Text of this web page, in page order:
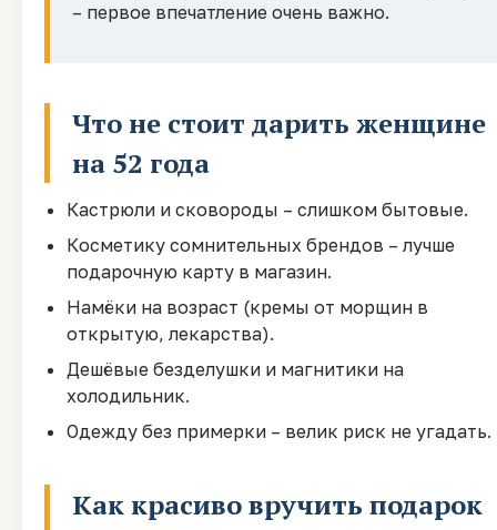
– первое впечатление очень важно.
Что не стоит дарить женщине
на 52 года
Кастрюли и сковороды – слишком бытовые.
Косметику сомнительных брендов – лучше
подарочную карту в магазин.
Намёки на возраст (кремы от морщин в
открытую, лекарства).
Дешёвые безделушки и магнитики на
холодильник.
Одежду без примерки – велик риск не угадать.
Как красиво вручить подарок